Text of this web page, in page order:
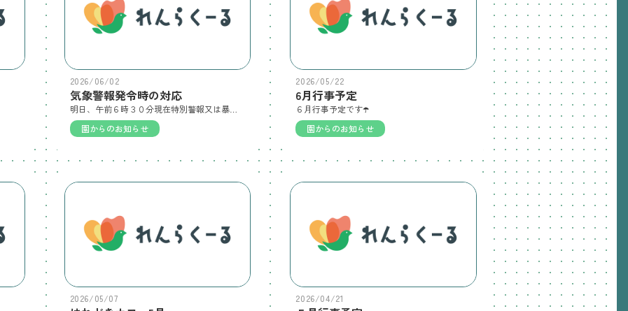
2026/06/02
気象警報発令時の対応
明日、午前６時３０分現在特別警報又は暴風警報 が発令されていれば 臨時休園です。 なお、小学校等は 大雨警報 発令で休校となりますので、当園の職員が出勤できない可能性があります。ご協力いただけるご家庭は、大雨警報発令時、家庭保育のご協力をお願いいたします。【気象警報発令時の対応】をご覧ください。
園からのお知らせ
2026/05/22
6月行事予定
６月行事予定です☂️
園からのお知らせ
2026/05/07 2026/04/21